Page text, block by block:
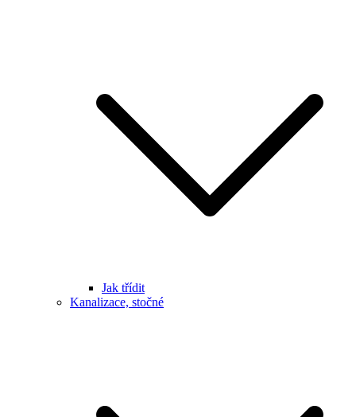
Jak třídit
Kanalizace, stočné